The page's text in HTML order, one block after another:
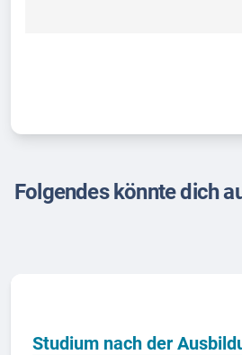
Folgendes könnte dich
Studium nach der